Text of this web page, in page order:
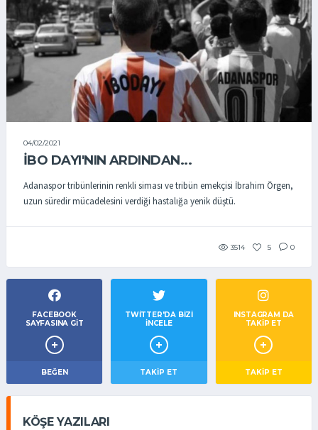
04/02/2021
İBO DAYI'NIN ARDINDAN...
Adanaspor tribünlerinin renkli siması ve tribün emekçisi İbrahim Örgen,
uzun süredir mücadelesini verdiği hastalığa yenik düştü.
3514 5 0
FACEBOOK
SAYFASINA GIT
BEĞEN
TWITTER'DA BIZI
İNCELE
TAKIP ET
INSTAGRAM DA
TAKİP ET
TAKİP ET
KÖŞE YAZILARI